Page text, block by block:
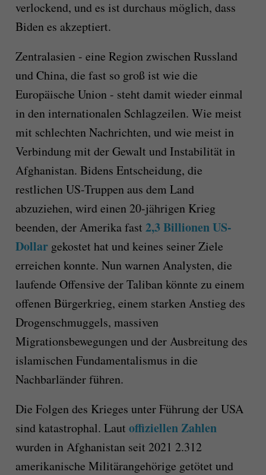
verlockend, und es ist durchaus möglich, dass
Biden es akzeptiert.
Zentralasien - eine Region zwischen Russland
und China, die fast so groß ist wie die
Europäische Union - steht damit wieder einmal
in den internationalen Schlagzeilen. Wie meist
mit schlechten Nachrichten, und wie meist in
Verbindung mit der Gewalt und Instabilität in
Afghanistan. Bidens Entscheidung, die
restlichen US-Truppen aus dem Land
abzuziehen, wird einen 20-jährigen Krieg
beenden, der Amerika fast 2,3 Billionen US-
Dollargekostet hat und keines seiner Ziele
erreichen konnte. Nun warnen Analysten, die
laufende Offensive der Taliban könnte zu einem
offenen Bürgerkrieg, einem starken Anstieg des
Drogenschmuggels, massiven
Migrationsbewegungen und der Ausbreitung des
islamischen Fundamentalismus in die
Nachbarländer führen.
Die Folgen des Krieges unter Führung der USA
sind katastrophal. Laut offiziellen Zahlen
wurden in Afghanistan seit 2021 2.312
amerikanische Militärangehörige getötet und